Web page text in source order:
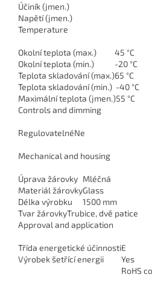
Účiník (jmen.)
Napětí (jmen.)
Temperature
Okolní teplota (max.)
45 °C
Okolní teplota (min.)
-20 °C
Teplota skladování (max.)65 °C
Teplota skladování (min.) -40 °C
Maximální teplota (jmen.)55 °C
Controls and dimming
RegulovatelnéNe
Mechanical and housing
Úprava žárovky Mléčná
Materiál žárovkyGlass
Délka výrobku
1500 mm
Tvar žárovkyTrubice, dvě patice
Approval and application
Třída energetické účinnostiE
Výrobek šetřící energii
Yes
RoHS